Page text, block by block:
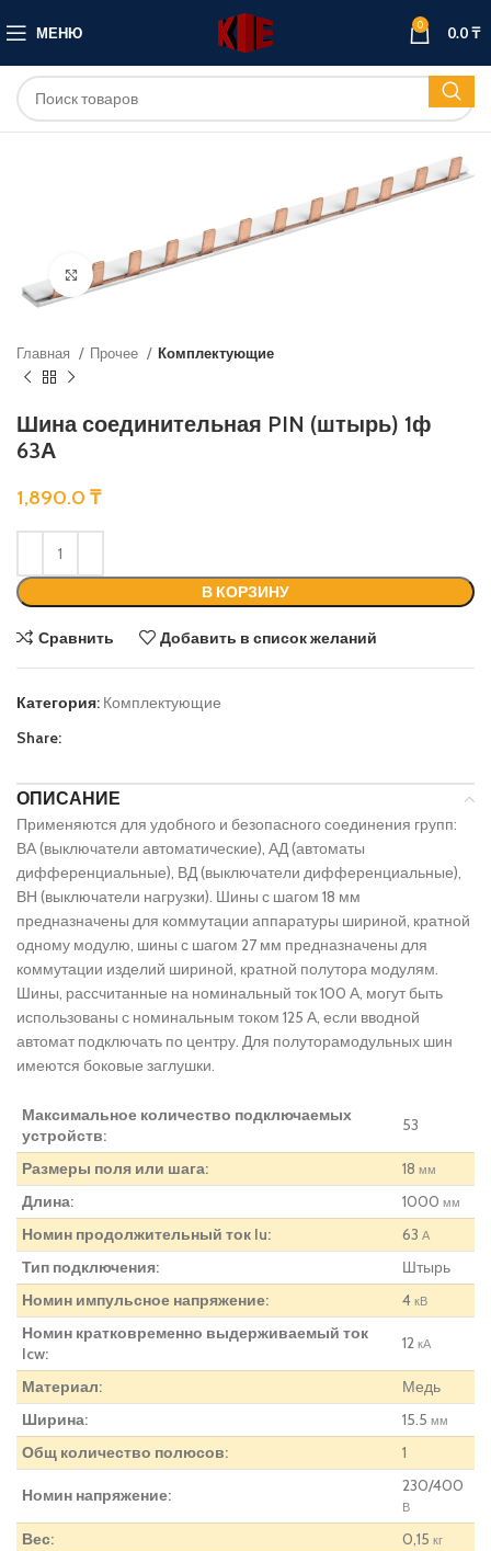
МЕНЮ 0 0.0₸
Нажмите, чтобы увеличить
Главная Прочее Комплектующие
Шина соединительная PIN (штырь) 1ф
63А
1,890.0 ₸
В КОРЗИНУ
Сравнить Добавить в список желаний
Категория: Комплектующие
Share:
ОПИСАНИЕ
Применяются для удобного и безопасного соединения групп:
ВА (выключатели автоматические), АД (автоматы
дифференциальные), ВД (выключатели дифференциальные),
ВН (выключатели нагрузки). Шины с шагом 18 мм
предназначены для коммутации аппаратуры шириной, кратной
одному модулю, шины с шагом 27 мм предназначены для
коммутации изделий шириной, кратной полутора модулям.
Шины, рассчитанные на номинальный ток 100 А, могут быть
использованы с номинальным током 125 А, если вводной
автомат подключать по центру. Для полуторамодульных шин
имеются боковые заглушки.
Максимальное количество подключаемых
устройств:
53
Размеры поля или шага: 18 мм
Длина: 1000 мм
Номин продолжительный ток Iu: 63 А
Тип подключения:
Штырь
Номин импульсное напряжение:
4 кВ
Номин кратковременно выдерживаемый ток
Icw:
12 кА
Материал:
Медь
Ширина:
15.5 мм
Общ количество полюсов: 1
Номин напряжение: 230/400
В
Вес: 0,15 кг